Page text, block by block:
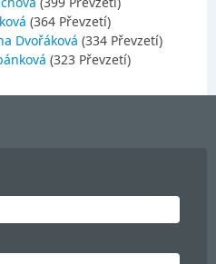
(364 Převzetí)
Dvořáková (334 Převzetí)
(323 Převzetí)